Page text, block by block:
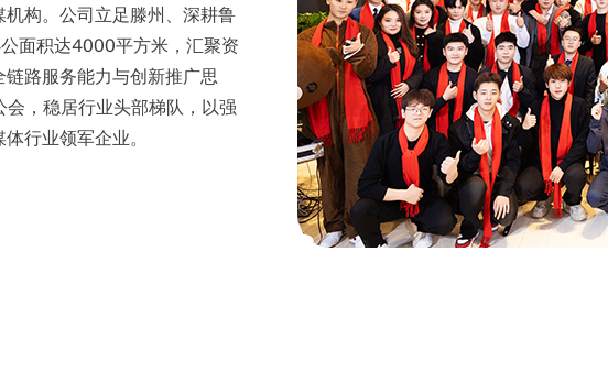
构。公司立足滕州、深耕鲁
面积达4000平方米，汇聚资
路服务能力与创新推广思
，稳居行业头部梯队，以强
行业领军企业。